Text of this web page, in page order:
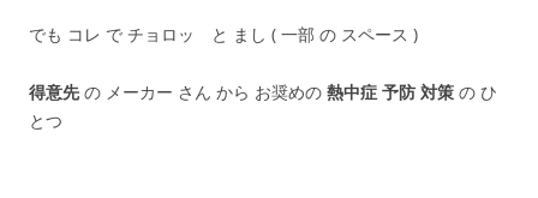
でも コレ で チョロッ と まし ( 一部 の スペース )
得意先 の メーカー さん から お奨めの 熱中症 予防 対策 の ひ
とつ